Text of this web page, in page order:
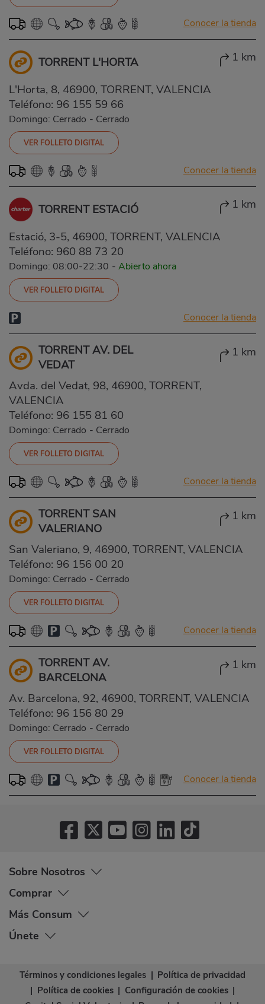
Conocer la tienda
TORRENT L'HORTA 1 km
L'Horta, 8, 46900, TORRENT, VALENCIA
Teléfono: 96 155 59 66
Domingo: Cerrado - Cerrado
VER FOLLETO DIGITAL
Conocer la tienda
TORRENT ESTACIÓ 1 km
Estació, 3-5, 46900, TORRENT, VALENCIA
Teléfono: 960 88 73 20
Domingo: 08:00-22:30 - Abierto ahora
VER FOLLETO DIGITAL
Conocer la tienda
TORRENT AV. DEL
VEDAT
1 km
Avda. del Vedat, 98, 46900, TORRENT,
VALENCIA
Teléfono: 96 155 81 60
Domingo: Cerrado - Cerrado
VER FOLLETO DIGITAL
Conocer la tienda
TORRENT SAN
VALERIANO
1 km
San Valeriano, 9, 46900, TORRENT, VALENCIA
Teléfono: 96 156 00 20
Domingo: Cerrado - Cerrado
VER FOLLETO DIGITAL
Conocer la tienda
TORRENT AV.
BARCELONA
1 km
Av. Barcelona, 92, 46900, TORRENT, VALENCIA
Teléfono: 96 156 80 29
Domingo: Cerrado - Cerrado
VER FOLLETO DIGITAL
Conocer la tienda
Sobre Nosotros
Comprar
Más Consum
Únete
Términos y condiciones legales | Política de privacidad
| Política de cookies | Configuración de cookies |